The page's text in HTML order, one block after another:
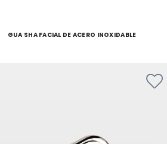
GUA SHA FACIAL DE ACERO INOXIDABLE